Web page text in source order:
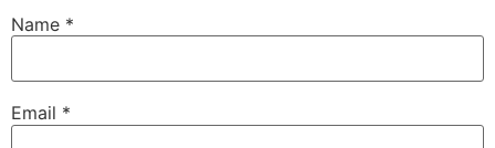
Name *
Email *